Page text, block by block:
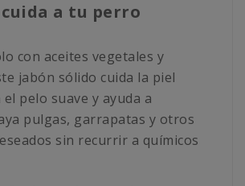
a tu perro
con aceites vegetales y
jabón sólido cuida la piel
pelo suave y ayuda a
pulgas, garrapatas y otros
sin recurrir a químicos